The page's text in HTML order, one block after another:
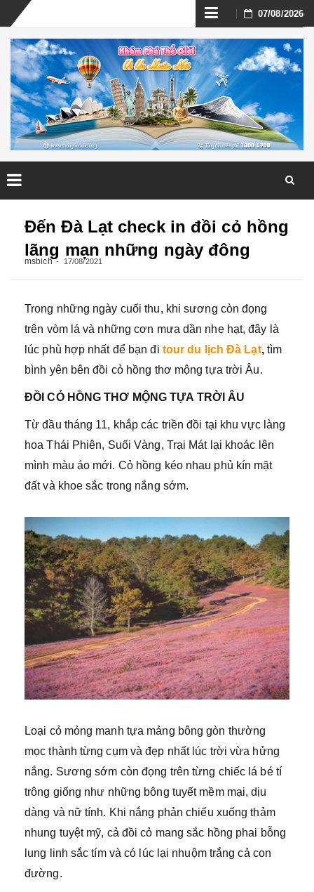
Skip
to
content
07/08/2026
Đến Đà Lạt check in đồi cỏ hồng
lãng mạn những ngày đông
msbich 17/08/2021
Trong những ngày cuối thu, khi sương còn đọng
trên vòm lá và những cơn mưa dần nhẹ hạt, đây là
lúc phù hợp nhất để bạn đi tour du lịch Đà Lạt, tìm
bình yên bên đồi cỏ hồng thơ mộng tựa trời Âu.
ĐỒI CỎ HỒNG THƠ MỘNG TỰA TRỜI ÂU
Từ đầu tháng 11, khắp các triền đồi tại khu vực làng
hoa Thái Phiên, Suối Vàng, Trại Mát lại khoác lên
mình màu áo mới. Cỏ hồng kéo nhau phủ kín mặt
đất và khoe sắc trong nắng sớm.
Loại cỏ mỏng manh tựa mảng bông gòn thường
mọc thành từng cụm và đẹp nhất lúc trời vừa hửng
nắng. Sương sớm còn đọng trên từng chiếc lá bé tí
trông giống như những bông tuyết mềm mại, dịu
dàng và nữ tính. Khi nắng phản chiếu xuống thảm
nhung tuyệt mỹ, cả đồi cỏ mang sắc hồng phai bỗng
lung linh sắc tím và có lúc lại nhuộm trắng cả con
đường.